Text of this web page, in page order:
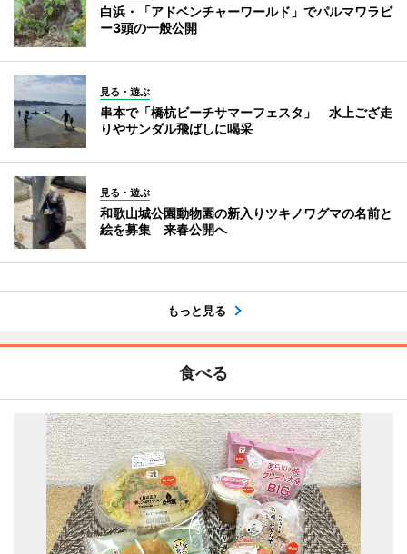
白浜・「アドベンチャーワールド」でパルマワラビ
ー3頭の一般公開
見る・遊ぶ
串本で「橋杭ビーチサマーフェスタ」 水上ござ走
りやサンダル飛ばしに喝采
見る・遊ぶ
和歌山城公園動物園の新入りツキノワグマの名前と
絵を募集 来春公開へ
もっと見る
食べる